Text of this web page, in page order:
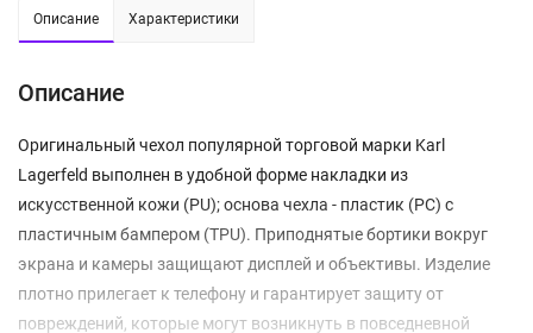
Описание Характеристики
Описание
Оригинальный чехол популярной торговой марки Karl
Lagerfeld выполнен в удобной форме накладки из
искусственной кожи (PU); основа чехла - пластик (PC) с
пластичным бампером (TPU). Приподнятые бортики вокруг
экрана и камеры защищают дисплей и объективы. Изделие
плотно прилегает к телефону и гарантирует защиту от
повреждений, которые могут возникнуть в повседневной